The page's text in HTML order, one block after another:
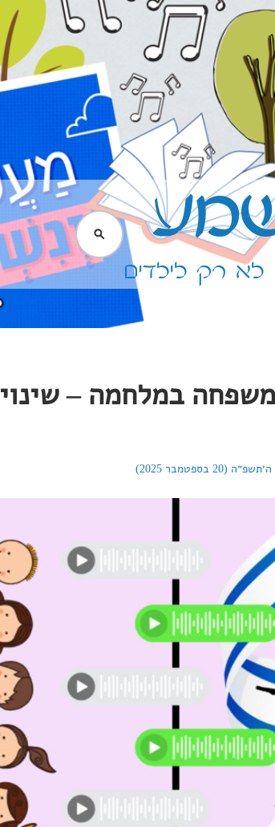
לא רק לילדים
חיפוש
138: משפחה במלחמה – שינוי
(20 בספטמבר 2025)